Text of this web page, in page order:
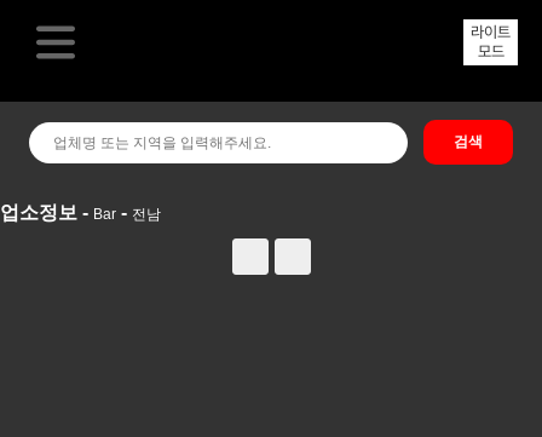
라이트
모드
업소정보 - Bar - 전남